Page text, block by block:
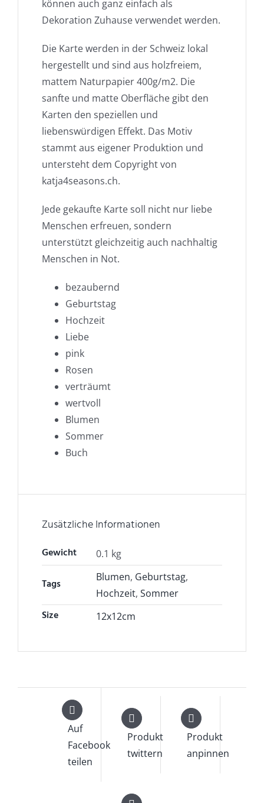
können auch ganz einfach als
Dekoration Zuhause verwendet werden.
Die Karte werden in der Schweiz lokal
hergestellt und sind aus holzfreiem,
mattem Naturpapier 400g/m2. Die
sanfte und matte Oberfläche gibt den
Karten den speziellen und
liebenswürdigen Effekt. Das Motiv
stammt aus eigener Produktion und
untersteht dem Copyright von
katja4seasons.ch.
Jede gekaufte Karte soll nicht nur liebe
Menschen erfreuen, sondern
unterstützt gleichzeitig auch nachhaltig
Menschen in Not.
bezaubernd
Geburtstag
Hochzeit
Liebe
pink
Rosen
verträumt
wertvoll
Blumen
Sommer
Buch
Zusätzliche Informationen
Gewicht 0.1 kg
Tags Blumen, Geburtstag,
Hochzeit, Sommer
Size 12x12cm
Auf
Facebook
teilen
Produkt
twittern
Produkt
anpinnen